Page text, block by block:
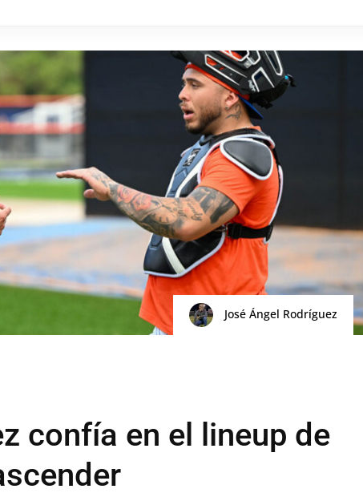
José Ángel Rodríguez
confía en el lineup de